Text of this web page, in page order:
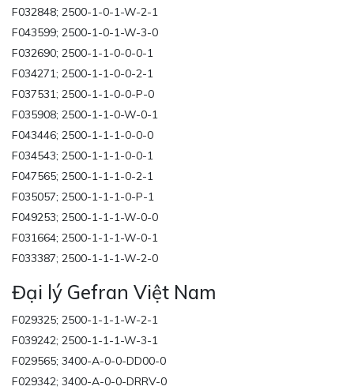
F032848; 2500-1-0-1-W-2-1
F043599; 2500-1-0-1-W-3-0
F032690; 2500-1-1-0-0-0-1
F034271; 2500-1-1-0-0-2-1
F037531; 2500-1-1-0-0-P-0
F035908; 2500-1-1-0-W-0-1
F043446; 2500-1-1-1-0-0-0
F034543; 2500-1-1-1-0-0-1
F047565; 2500-1-1-1-0-2-1
F035057; 2500-1-1-1-0-P-1
F049253; 2500-1-1-1-W-0-0
F031664; 2500-1-1-1-W-0-1
F033387; 2500-1-1-1-W-2-0
Đại lý Gefran Việt Nam
F029325; 2500-1-1-1-W-2-1
F039242; 2500-1-1-1-W-3-1
F029565; 3400-A-0-0-DD00-0
F029342; 3400-A-0-0-DRRV-0